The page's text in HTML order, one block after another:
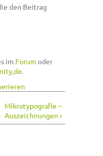
den Beitrag
im Forum oder
.
Mikrotypografie –
Auszeichnungen ›